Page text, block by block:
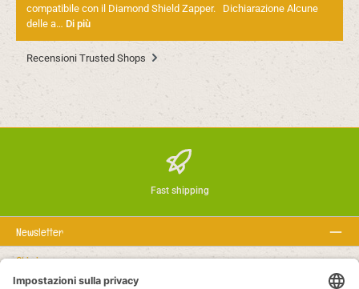
compatibile con il Diamond Shield Zapper. Dichiarazione Alcune
delle a… Di più
Recensioni Trusted Shops
Fast shipping
Newsletter
Chi siamo